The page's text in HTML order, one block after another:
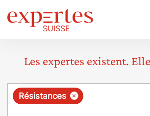
Les expertes existent.
R
×
Résistances